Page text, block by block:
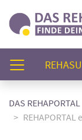
DAS REHAPORTAL